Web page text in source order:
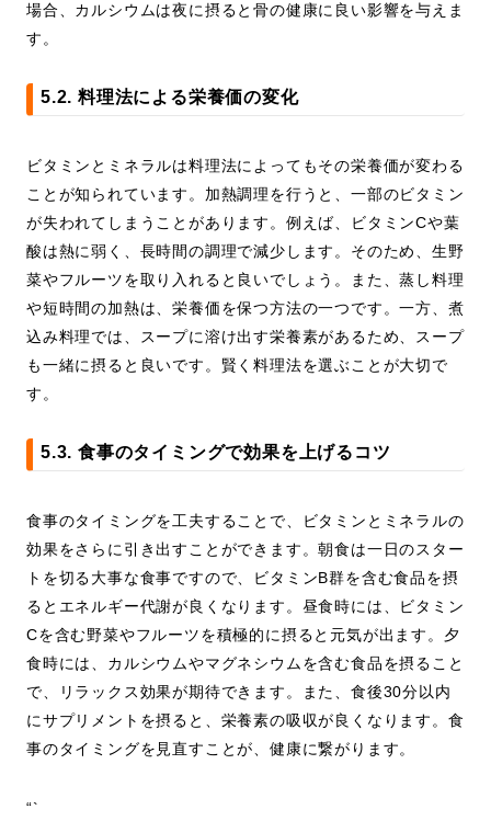
場合、カルシウムは夜に摂ると骨の健康に良い影響を与えま
す。
5.2. 料理法による栄養価の変化
ビタミンとミネラルは料理法によってもその栄養価が変わる
ことが知られています。加熱調理を行うと、一部のビタミン
が失われてしまうことがあります。例えば、ビタミンCや葉
酸は熱に弱く、長時間の調理で減少します。そのため、生野
菜やフルーツを取り入れると良いでしょう。また、蒸し料理
や短時間の加熱は、栄養価を保つ方法の一つです。一方、煮
込み料理では、スープに溶け出す栄養素があるため、スープ
も一緒に摂ると良いです。賢く料理法を選ぶことが大切で
す。
5.3. 食事のタイミングで効果を上げるコツ
食事のタイミングを工夫することで、ビタミンとミネラルの
効果をさらに引き出すことができます。朝食は一日のスター
トを切る大事な食事ですので、ビタミンB群を含む食品を摂
るとエネルギー代謝が良くなります。昼食時には、ビタミン
Cを含む野菜やフルーツを積極的に摂ると元気が出ます。夕
食時には、カルシウムやマグネシウムを含む食品を摂ること
で、リラックス効果が期待できます。また、食後30分以内
にサプリメントを摂ると、栄養素の吸収が良くなります。食
事のタイミングを見直すことが、健康に繋がります。
“`